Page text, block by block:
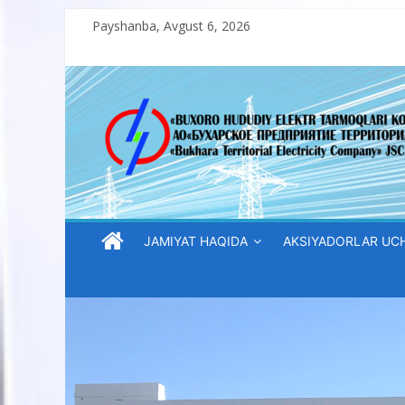
content
Payshanba, Avgust 6, 2026
“Buxoro
hududiy
elektr
tarmoqlari
korxonasi”
“Buxoro
JAMIYAT HAQIDA AKSIYADORLAR